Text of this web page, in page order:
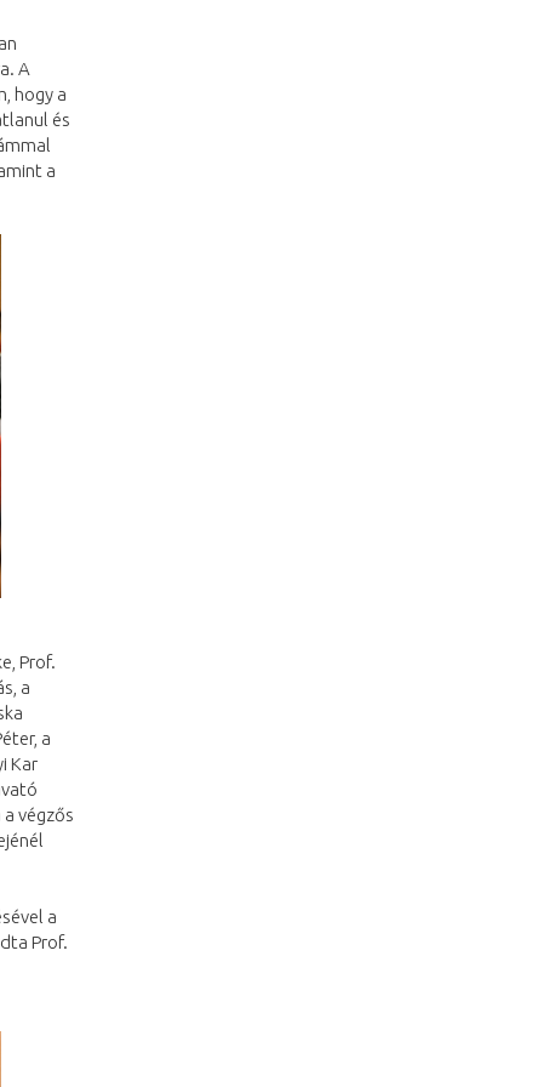
A
hogy a
és
a
Prof.
a
a
Kar
végzős
a
Prof.